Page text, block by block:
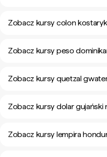
Zobacz kursy colon
Zobacz kursy peso
Zobacz kursy quetzal
Zobacz kursy dolar gujański
Zobacz kursy lempira